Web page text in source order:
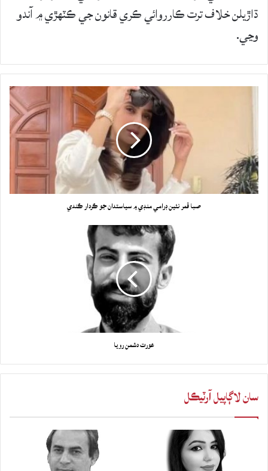
ڌاڙيلن خلاف ترت ڪارروائي ڪري قانون جي ڪٽهڙي ۾ آندو
وڃي.
صبا قمر نئين ڊرامي منڊي ۾ سياستدان جو ڪردار ڪندي
عورت دشمن رويا
سان لاڳاپيل آرٽيڪل